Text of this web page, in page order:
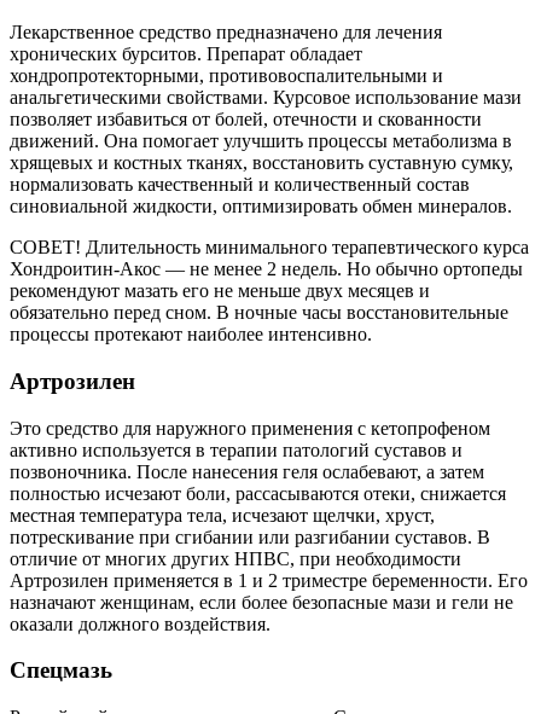
Лекарственное средство предназначено для лечения
хронических бурситов. Препарат обладает
хондропротекторными, противовоспалительными и
анальгетическими свойствами. Курсовое использование мази
позволяет избавиться от болей, отечности и скованности
движений. Она помогает улучшить процессы метаболизма в
хрящевых и костных тканях, восстановить суставную сумку,
нормализовать качественный и количественный состав
синовиальной жидкости, оптимизировать обмен минералов.
СОВЕТ! Длительность минимального терапевтического курса
Хондроитин-Акос — не менее 2 недель. Но обычно ортопеды
рекомендуют мазать его не меньше двух месяцев и
обязательно перед сном. В ночные часы восстановительные
процессы протекают наиболее интенсивно.
Артрозилен
Это средство для наружного применения с кетопрофеном
активно используется в терапии патологий суставов и
позвоночника. После нанесения геля ослабевают, а затем
полностью исчезают боли, рассасываются отеки, снижается
местная температура тела, исчезают щелчки, хруст,
потрескивание при сгибании или разгибании суставов. В
отличие от многих других НПВС, при необходимости
Артрозилен применяется в 1 и 2 триместре беременности. Его
назначают женщинам, если более безопасные мази и гели не
оказали должного воздействия.
Спецмазь